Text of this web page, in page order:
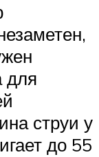
для
струи у
до 55